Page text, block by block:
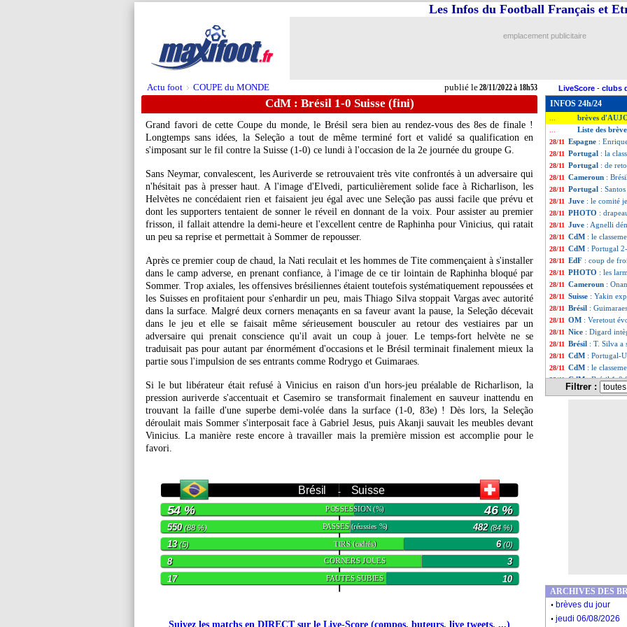
Actu foot > COUPE du MONDE publié le28/11/2022 à 18h53
Les Infos du Football Français et
emplacement publicitaire
LiveScore - clubs
CdM : Brésil 1-0 Suisse (fini)
Grand favori de cette Coupe du monde, le Brésil sera bien au rendez-vous des 8es de finale !
Longtemps sans idées, la Seleção a tout de même terminé fort et validé sa qualification en
s'imposant sur le fil contre la Suisse (1-0) ce lundi à l'occasion de la 2e journée du groupe G.
Sans Neymar, convalescent, les Auriverde se retrouvaient très vite confrontés à un adversaire qui
n'hésitait pas à presser haut. A l'image d'Elvedi, particulièrement solide face à Richarlison, les
Helvètes ne concédaient rien et faisaient jeu égal avec une Seleção pas aussi facile que prévu et
dont les supporters tentaient de sonner le réveil en donnant de la voix. Pour assister au premier
frisson, il fallait attendre la demi-heure et l'excellent centre de Raphinha pour Vinicius, qui ratait
un peu sa reprise et permettait à Sommer de repousser.
Après ce premier coup de chaud, la Nati reculait et les hommes de Tite commençaient à s'installer
dans le camp adverse, en prenant confiance, à l'image de ce tir lointain de Raphinha bloqué par
Sommer. Trop axiales, les offensives brésiliennes étaient toutefois systématiquement repoussées et
les Suisses en profitaient pour s'enhardir un peu, mais Thiago Silva stoppait Vargas avec autorité
dans la surface. Malgré deux corners menaçants en sa faveur avant la pause, la Seleção décevait
dans le jeu et elle se faisait même sérieusement bousculer au retour des vestiaires par un
adversaire qui prenait conscience qu'il avait un coup à jouer. Le temps-fort helvète ne se
traduisait pas pour autant par énormément d'occasions et le Brésil terminait finalement mieux la
partie sous l'impulsion de ses entrants comme Rodrygo et Guimaraes.
Si le but libérateur était refusé à Vinicius en raison d'un hors-jeu préalable de Richarlison, la
pression auriverde s'accentuait et Casemiro se transformait finalement en sauveur inattendu en
trouvant la faille d'une superbe demi-volée dans la surface (1-0, 83e) ! Dès lors, la Seleção
déroulait mais Sommer s'interposait face à Gabriel Jesus, puis Akanji sauvait les meubles devant
Vinicius. La manière reste encore à travailler mais la première mission est accomplie pour le
favori.
Brésil - Suisse
POSSESSION(%)
54 % 46 %
PASSES(réussies %)
550(88 %) 482 (84 %)
TIRS(cadrés)
13(5) 6(0)
CORNERS JOUES
8 3
FAUTES SUBIES
17 10
Suivez les matchs en DIRECT sur le Live-Score (compos, buteurs, live tweets, ...)
INFOS 24h/24
brèves
Liste des
28/11 Espagne :
28/11 Portugal : la
28/11 Portugal : de
28/11 Cameroun :
28/11 Portugal :
28/11 Juve : le comité
28/11 PHOTO :
28/11 Juve : Agnelli
28/11 CdM : le
28/11 CdM : Portugal
28/11 EdF : coup de
28/11 PHOTO : les
28/11 Cameroun :
28/11 Suisse : Yakin
28/11 Brésil :
28/11 OM : Veretout
28/11 Nice : Digard
28/11 Brésil : T. Silva a
28/11 CdM : Portugal-
28/11 CdM : le
28/11 CdM: Brésil 1-0
EdF: 7 ou 8
:
28/11 CdM: Corée du
28/11 CdM:
28/11 Cameroun:
Filtrer :
ARCHIVES DES
. brèves du jour
. jeudi 06/08/2026